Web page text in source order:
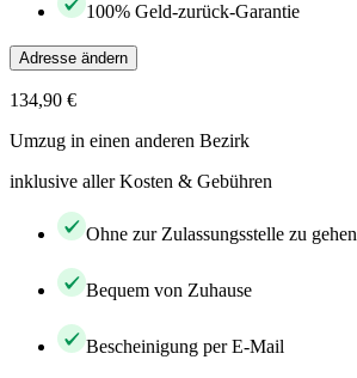
100% Geld-zurück-Garantie
Adresse ändern
134,90 €
Umzug in einen anderen Bezirk
inklusive aller Kosten & Gebühren
Ohne zur Zulassungsstelle zu gehen
Bequem von Zuhause
Bescheinigung per E-Mail